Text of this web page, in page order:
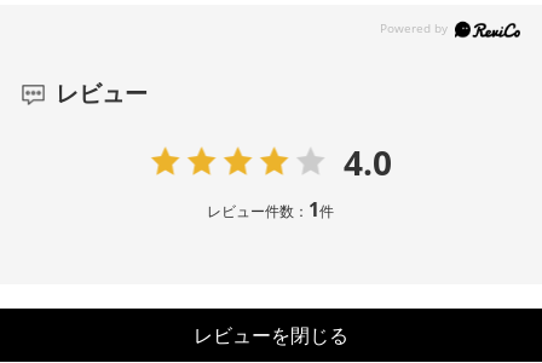
レビュー
4.0
レビュー件数： 1件
レビューを閉じる